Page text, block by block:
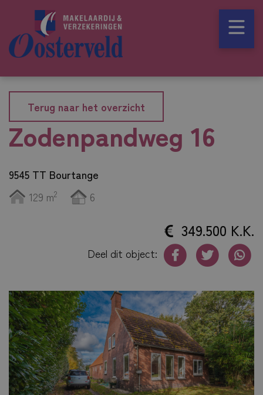
Terug naar het overzicht
Zodenpandweg 16
9545 TT Bourtange
129 m2 6
349.500 K.K.
Deel dit object: